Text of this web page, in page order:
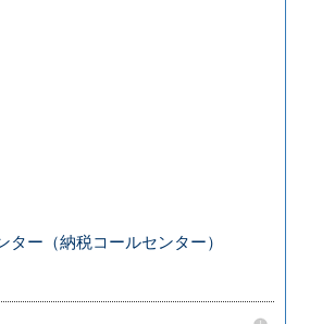
ター（納税コールセンター）